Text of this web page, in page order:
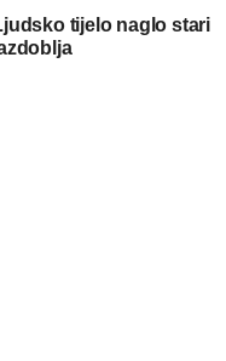
tijelo naglo stari